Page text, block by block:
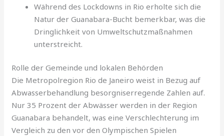
Während des Lockdowns in Rio erholte sich die
Natur der Guanabara-Bucht bemerkbar, was die
Dringlichkeit von Umweltschutzmaßnahmen
unterstreicht.
Rolle der Gemeinde und lokalen Behörden
Die Metropolregion Rio de Janeiro weist in Bezug auf
Abwasserbehandlung besorgniserregende Zahlen auf.
Nur 35 Prozent der Abwässer werden in der Region
Guanabara behandelt, was eine Verschlechterung im
Vergleich zu den vor den Olympischen Spielen